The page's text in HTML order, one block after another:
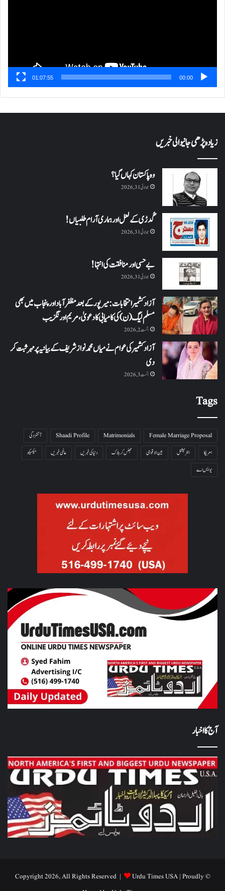
00:00
01:07:55
زیادہ پڑھی جانیوالی خبریں
وہ پاکستان کہاں گیا؟
جولائی 31, 2026
گُدڑی کے لعل اور ہماری آرام طلبیاں!
جولائی 31, 2026
بے حسی اور منافقت کی انتہا !
جولائی 31, 2026
آزاد کشمیر انتخابات: میرپور کے بعد مظفرآباد اور پنجاب میں بھی
مسلم لیگ (ن) کی کامیابی کا دعویٰ، مریم اورنگزیب
اگست 2, 2026
آزاد کشمیر کی عوام نے میاں محمد نواز شریف کے بیانیہ پر مہر ثبت کر
دی
اگست 3, 2026
Tags
Female Marriage Proposal
Matrimonials
Shaadi Profile
آتشزدگی
امریکا
انٹرنیشنل بین الاقوامی جھلس کر ہلاک دنیا کی خبریں عالمی خبریں
میکسیکو
یو ایس اے
آج کا اخبار
© Copyright 2026, All Rights Reserved |
Urdu Times USA| Proudly